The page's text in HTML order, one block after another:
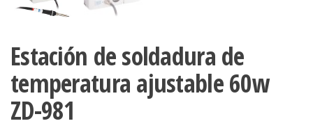
Estación de soldadura de
temperatura ajustable 60w
ZD-981